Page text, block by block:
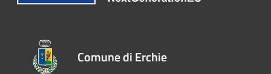
Comune di Erchie